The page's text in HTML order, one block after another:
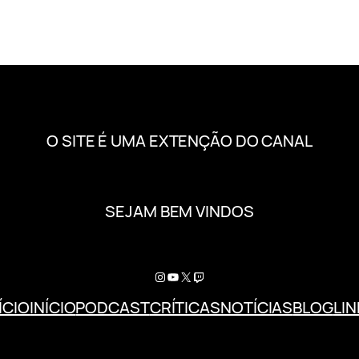
O SITE É UMA EXTENÇÃO DO CANAL
SEJAM BEM VINDOS
INÍCIOPODCASTCRÍTICASNOTÍCIASBLOG